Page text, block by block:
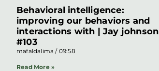
Behavioral intelligence:
improving our behaviors and
interactions with | Jay johnson
#103
mafaldalima 09:58
Read More »